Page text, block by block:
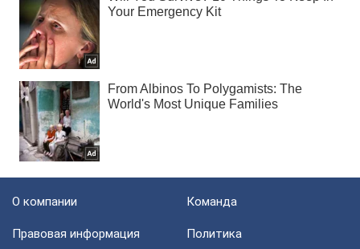
О компании Команда
Правовая информация
Политика